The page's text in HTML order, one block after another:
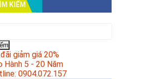
KIẾM
giảm giá 20%
Hành 5 - 20 Năm
0904.072.157